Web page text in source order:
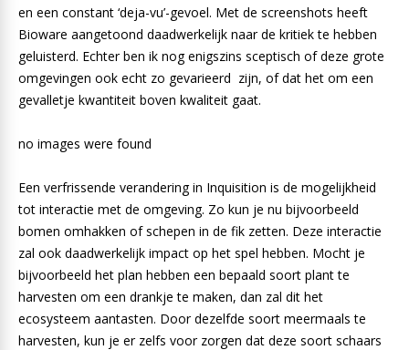
en een constant ‘deja-vu’-gevoel. Met de screenshots heeft
Bioware aangetoond daadwerkelijk naar de kritiek te hebben
geluisterd. Echter ben ik nog enigszins sceptisch of deze grote
omgevingen ook echt zo gevarieerd zijn, of dat het om een
gevalletje kwantiteit boven kwaliteit gaat.
no images were found
Een verfrissende verandering in Inquisition is de mogelijkheid
tot interactie met de omgeving. Zo kun je nu bijvoorbeeld
bomen omhakken of schepen in de fik zetten. Deze interactie
zal ook daadwerkelijk impact op het spel hebben. Mocht je
bijvoorbeeld het plan hebben een bepaald soort plant te
harvesten om een drankje te maken, dan zal dit het
ecosysteem aantasten. Door dezelfde soort meermaals te
harvesten, kun je er zelfs voor zorgen dat deze soort schaars